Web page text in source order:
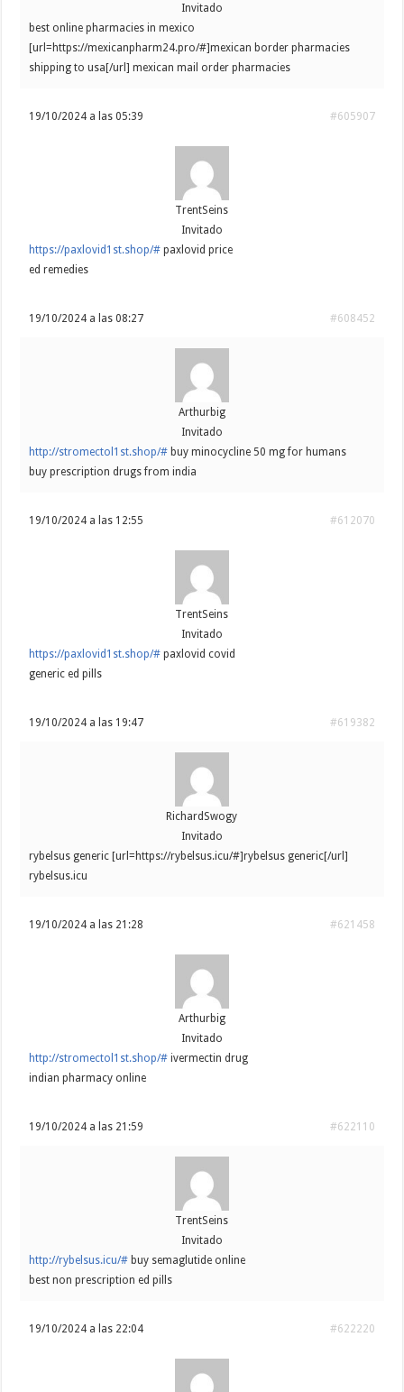
Invitado
best online pharmacies in mexico
[url=https://mexicanpharm24.pro/#]mexican border pharmacies
shipping to usa[/url] mexican mail order pharmacies
19/10/2024 a las 05:39 #605907
TrentSeins
Invitado
https://paxlovid1st.shop/# paxlovid price
ed remedies
19/10/2024 a las 08:27 #608452
Arthurbig
Invitado
http://stromectol1st.shop/# buy minocycline 50 mg for humans
buy prescription drugs from india
19/10/2024 a las 12:55 #612070
TrentSeins
Invitado
https://paxlovid1st.shop/# paxlovid covid
generic ed pills
19/10/2024 a las 19:47 #619382
RichardSwogy
Invitado
rybelsus generic [url=https://rybelsus.icu/#]rybelsus generic[/url]
rybelsus.icu
19/10/2024 a las 21:28 #621458
Arthurbig
Invitado
http://stromectol1st.shop/# ivermectin drug
indian pharmacy online
19/10/2024 a las 21:59 #622110
TrentSeins
Invitado
http://rybelsus.icu/# buy semaglutide online
best non prescription ed pills
19/10/2024 a las 22:04 #622220